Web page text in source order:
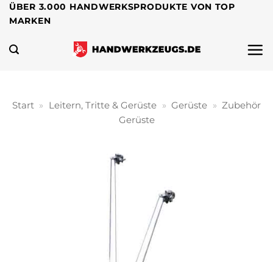
Zum
Inhalt
springen
ÜBER 3.000 HANDWERKSPRODUKTE VON TOP
MARKEN
Start » Leitern, Tritte & Gerüste » Gerüste » Zubehör
Gerüste